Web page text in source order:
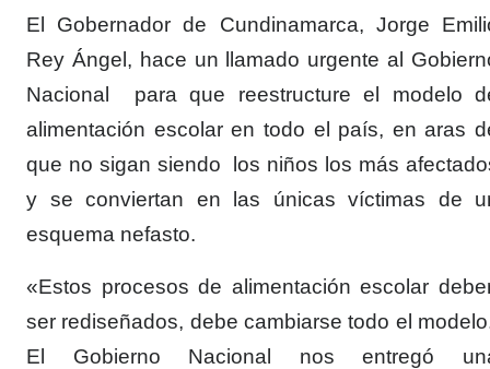
El Gobernador de Cundinamarca, Jorge
Rey Ángel, hace un llamado urgente al
Nacional para que reestructure el modelo
alimentación escolar en todo el país, en aras
que no sigan siendo los niños los más
y se conviertan en las únicas víctimas de
esquema nefasto.
«Estos procesos de alimentación escolar
ser rediseñados, debe cambiarse todo el
El Gobierno Nacional nos entregó